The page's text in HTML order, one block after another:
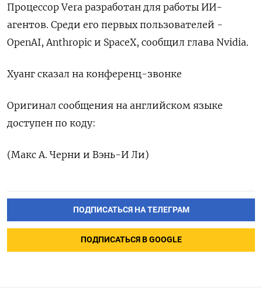
Процессор Vera ​разработан для ⁠работы ИИ-
агентов. Среди его первых пользователей -
OpenAI, Anthropic и ‌SpaceX, сообщил глава Nvidia.
Хуанг сказал ‌на конференц-звонке
Оригинал сообщения на английском языке ​
доступен по коду:
(Макс А. Черни ‌и Вэнь-И Ли)
ПОДПИСАТЬСЯ НА ТЕЛЕГРАМ
ПОДПИСАТЬСЯ В GOOGLE